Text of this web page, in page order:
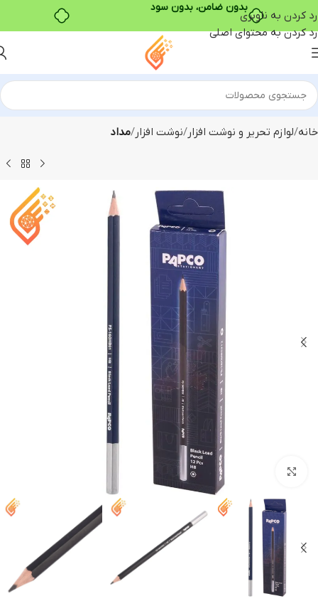
بدون ضامن، بدون سود
رد کردن به ناوبری
رد کردن به محتوای اصلی
خانه لوازم تحریر و نوشت افزار نوشت افزار مداد
بزرگنمایی تصویر